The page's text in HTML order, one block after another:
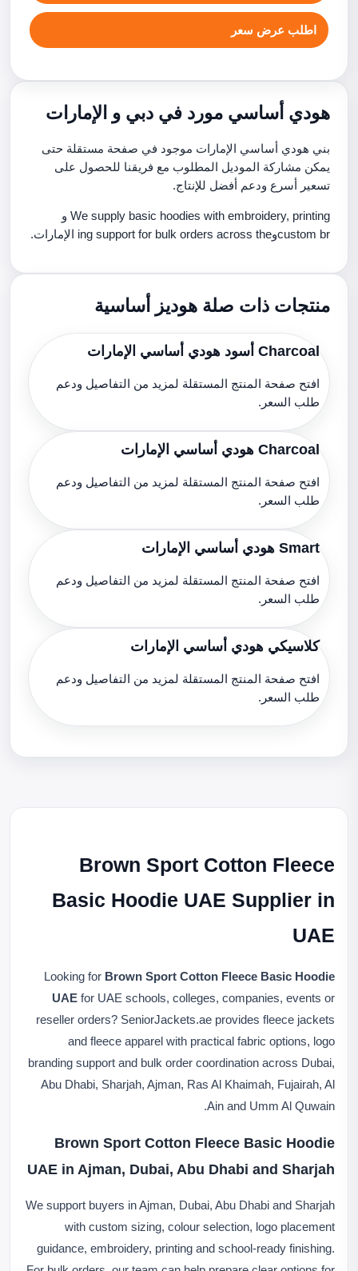
اطلب عرض سعر
هودي أساسي مورد في دبي و الإمارات
بني هودي أساسي الإمارات موجود في صفحة مستقلة حتى
يمكن مشاركة الموديل المطلوب مع فريقنا للحصول على
تسعير أسرع ودعم أفضل للإنتاج.
We supply basic hoodies with embroidery, printing و
custom brوing support for bulk orders across the الإمارات.
منتجات ذات صلة هوديز أساسية
Charcoal أسود هودي أساسي الإمارات
افتح صفحة المنتج المستقلة لمزيد من التفاصيل ودعم
طلب السعر.
Charcoal هودي أساسي الإمارات
افتح صفحة المنتج المستقلة لمزيد من التفاصيل ودعم
طلب السعر.
Smart هودي أساسي الإمارات
افتح صفحة المنتج المستقلة لمزيد من التفاصيل ودعم
طلب السعر.
كلاسيكي هودي أساسي الإمارات
افتح صفحة المنتج المستقلة لمزيد من التفاصيل ودعم
طلب السعر.
Brown Sport Cotton Fleece
Basic Hoodie UAE Supplier in
UAE
Looking for Brown Sport Cotton Fleece Basic Hoodie
UAE for UAE schools, colleges, companies, events or
reseller orders? SeniorJackets.ae provides fleece jackets
and fleece apparel with practical fabric options, logo
branding support and bulk order coordination across Dubai,
Abu Dhabi, Sharjah, Ajman, Ras Al Khaimah, Fujairah, Al
Ain and Umm Al Quwain.
Brown Sport Cotton Fleece Basic Hoodie
UAE in Ajman, Dubai, Abu Dhabi and Sharjah
We support buyers in Ajman, Dubai, Abu Dhabi and Sharjah
with custom sizing, colour selection, logo placement
guidance, embroidery, printing and school-ready finishing.